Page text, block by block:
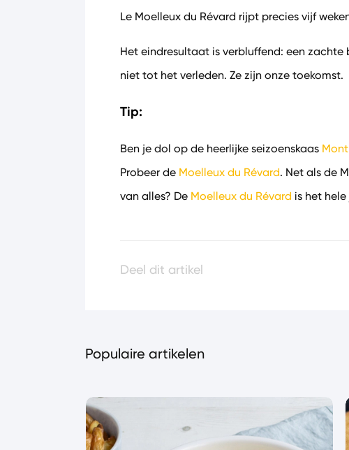
Le Moelleux du Révard rijpt precies vijf
Het eindresultaat is verbluffend: een
niet tot het verleden. Ze zijn onze toekomst.
Tip:
Ben je dol op de heerlijke seizoenskaas Mont
Probeer de Moelleux du Révard. Net als de
van alles? De Moelleux du Révard is het
Deel dit artikel
Populaire artikelen